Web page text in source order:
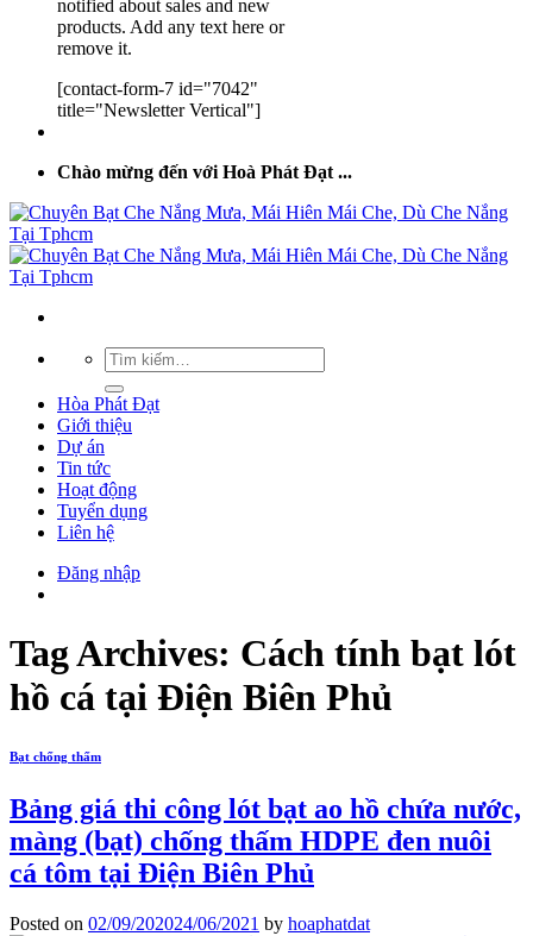
notified about sales and new
products. Add any text here or
remove it.
[contact-form-7 id="7042"
title="Newsletter Vertical"]
Chào mừng đến với Hoà Phát Đạt ...
Hòa Phát Đạt
Giới thiệu
Dự án
Tin tức
Hoạt động
Tuyển dụng
Liên hệ
Đăng nhập
Tag Archives: Cách tính bạt lót
hồ cá tại Điện Biên Phủ
Bạt chống thấm
Bảng giá thi công lót bạt ao hồ chứa nước,
màng (bạt) chống thấm HDPE đen nuôi
cá tôm tại Điện Biên Phủ
Posted on 02/09/202024/06/2021 by hoaphatdat